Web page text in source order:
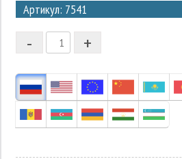
Артикул: 7541
2
1
-1
+
-